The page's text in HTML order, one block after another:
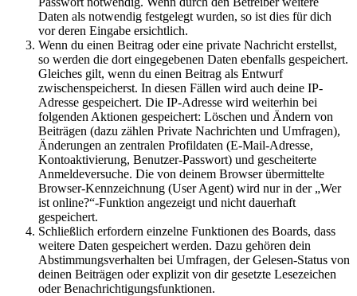
Daten als notwendig festgelegt wurden, so ist dies für dich
vor deren Eingabe ersichtlich.
Wenn du einen Beitrag oder eine private Nachricht erstellst,
so werden die dort eingegebenen Daten ebenfalls gespeichert.
Gleiches gilt, wenn du einen Beitrag als Entwurf
zwischenspeicherst. In diesen Fällen wird auch deine IP-
Adresse gespeichert. Die IP-Adresse wird weiterhin bei
folgenden Aktionen gespeichert: Löschen und Ändern von
Beiträgen (dazu zählen Private Nachrichten und Umfragen),
Änderungen an zentralen Profildaten (E-Mail-Adresse,
Kontoaktivierung, Benutzer-Passwort) und gescheiterte
Anmeldeversuche. Die von deinem Browser übermittelte
Browser-Kennzeichnung (User Agent) wird nur in der „Wer
ist online?“-Funktion angezeigt und nicht dauerhaft
gespeichert.
Schließlich erfordern einzelne Funktionen des Boards, dass
weitere Daten gespeichert werden. Dazu gehören dein
Abstimmungsverhalten bei Umfragen, der Gelesen-Status von
deinen Beiträgen oder explizit von dir gesetzte Lesezeichen
oder Benachrichtigungsfunktionen.